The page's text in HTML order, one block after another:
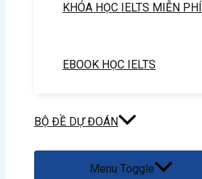
KHÓA HỌC IELTS MIỄN PHÍ
EBOOK HỌC IELTS
BỘ ĐỀ DỰ ĐOÁN
Menu Toggle